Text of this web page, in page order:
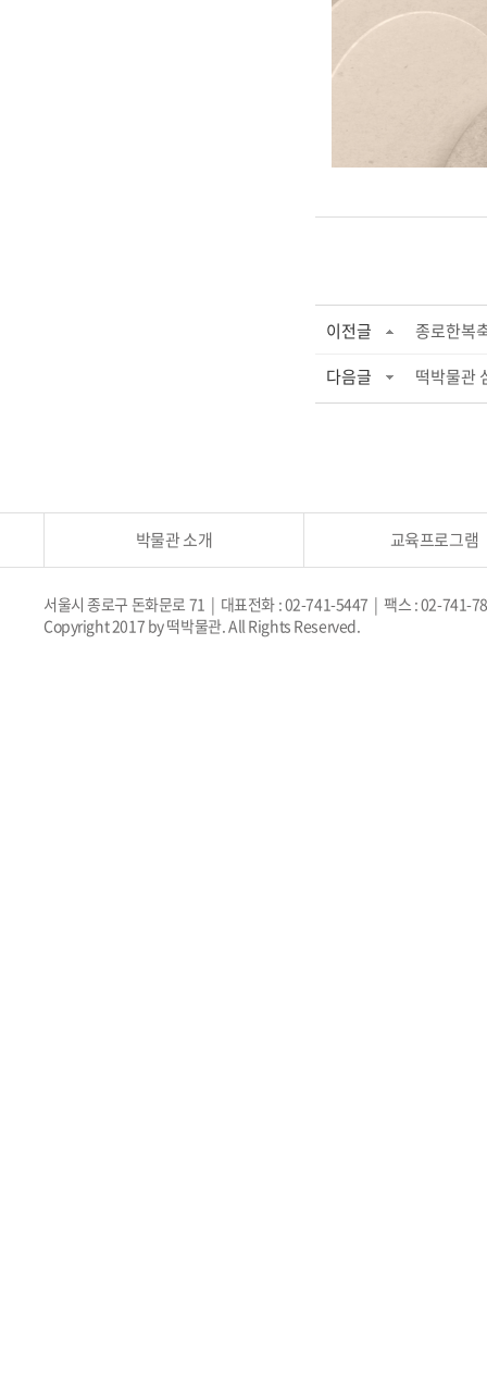
이전글
종로한복
다음글
떡박물관
박물관 소개 교육프로그램
서울시 종로구 돈화문로 71 | 대표전화 : 02-741-5447 | 팩스 : 02-741-
Copyright 2017 by 떡박물관. All Rights Reserved.